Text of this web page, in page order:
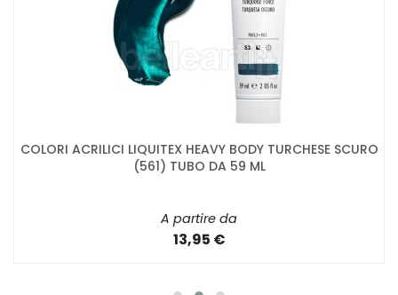
COLORI ACRILICI LIQUITEX HEAVY BODY TURCHESE SCURO
(561) TUBO DA 59 ML
A partire da
13,95 €